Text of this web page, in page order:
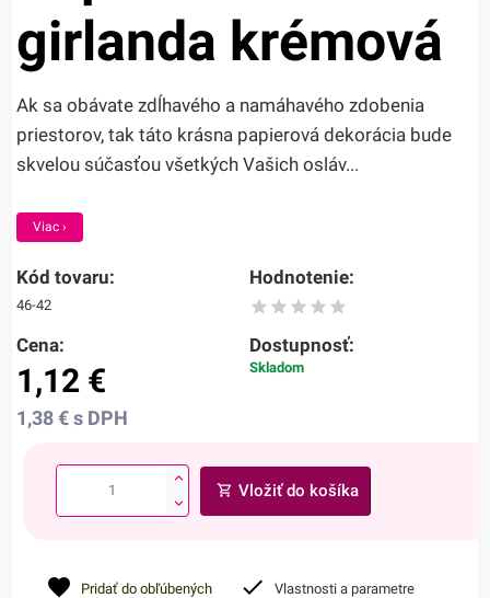
girlanda krémová
Ak sa obávate zdĺhavého a namáhavého zdobenia
priestorov, tak táto krásna papierová dekorácia bude
skvelou súčasťou všetkých Vašich osláv...
Viac ›
Kód tovaru:
46-42
Hodnotenie:
Cena:
1,12 €
1,38€ s DPH
Dostupnosť:
Skladom
Vložiť do košíka
Pridať do obľúbených Vlastnosti a parametre